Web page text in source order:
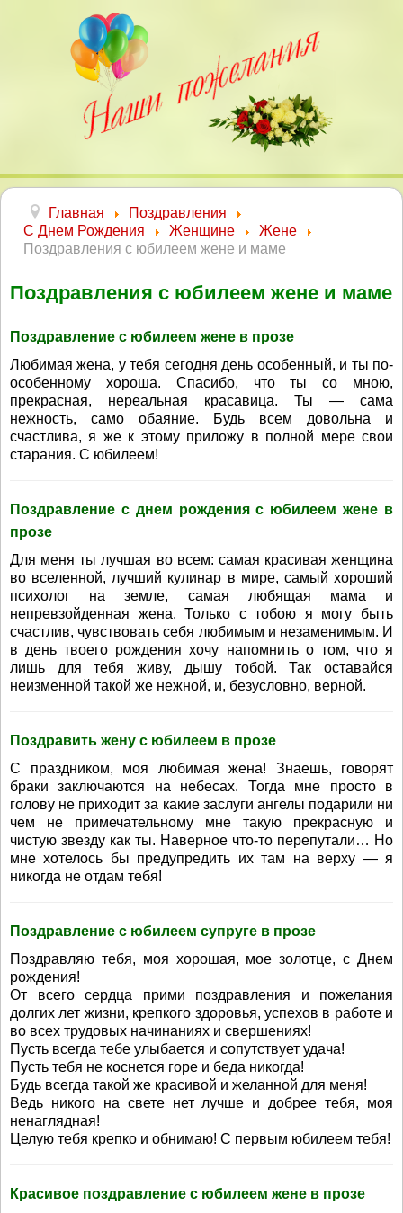
Главная
Поздравления
С Днем Рождения
Женщине
Жене
Поздравления с юбилеем жене и маме
Поздравления с юбилеем жене и маме
Поздравление с юбилеем жене в прозе
Любимая жена, у тебя сегодня день особенный, и ты по-
особенному хороша. Спасибо, что ты со мною,
прекрасная, нереальная красавица. Ты — сама
нежность, само обаяние. Будь всем довольна и
счастлива, я же к этому приложу в полной мере свои
старания. С юбилеем!
Поздравление с днем рождения с юбилеем жене в
прозе
Для меня ты лучшая во всем: самая красивая женщина
во вселенной, лучший кулинар в мире, самый хороший
психолог на земле, самая любящая мама и
непревзойденная жена. Только с тобою я могу быть
счастлив, чувствовать себя любимым и незаменимым. И
в день твоего рождения хочу напомнить о том, что я
лишь для тебя живу, дышу тобой. Так оставайся
неизменной такой же нежной, и, безусловно, верной.
Поздравить жену с юбилеем в прозе
С праздником, моя любимая жена! Знаешь, говорят
браки заключаются на небесах. Тогда мне просто в
голову не приходит за какие заслуги ангелы подарили ни
чем не примечательному мне такую прекрасную и
чистую звезду как ты. Наверное что-то перепутали… Но
мне хотелось бы предупредить их там на верху — я
никогда не отдам тебя!
Поздравление с юбилеем супруге в прозе
Поздравляю тебя, моя хорошая, мое золотце, с Днем
рождения!
От всего сердца прими поздравления и пожелания
долгих лет жизни, крепкого здоровья, успехов в работе и
во всех трудовых начинаниях и свершениях!
Пусть всегда тебе улыбается и сопутствует удача!
Пусть тебя не коснется горе и беда никогда!
Будь всегда такой же красивой и желанной для меня!
Ведь никого на свете нет лучше и добрее тебя, моя
ненаглядная!
Целую тебя крепко и обнимаю! С первым юбилеем тебя!
Красивое поздравление с юбилеем жене в прозе